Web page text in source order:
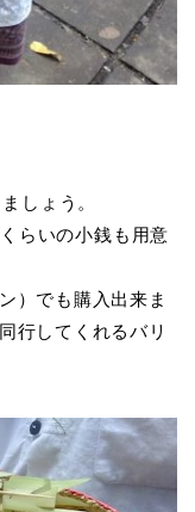
しょう。
らいの小銭も用意
）でも購入出来ま
行してくれるバリ